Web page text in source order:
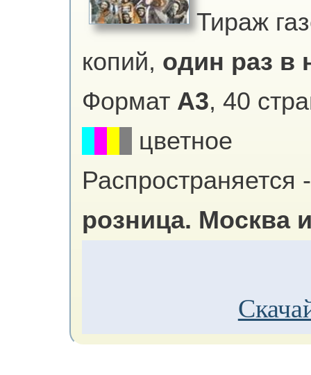
Тираж
копий, один раз в
Формат А3, 40
цветное
Распространяется -
розница. Москва